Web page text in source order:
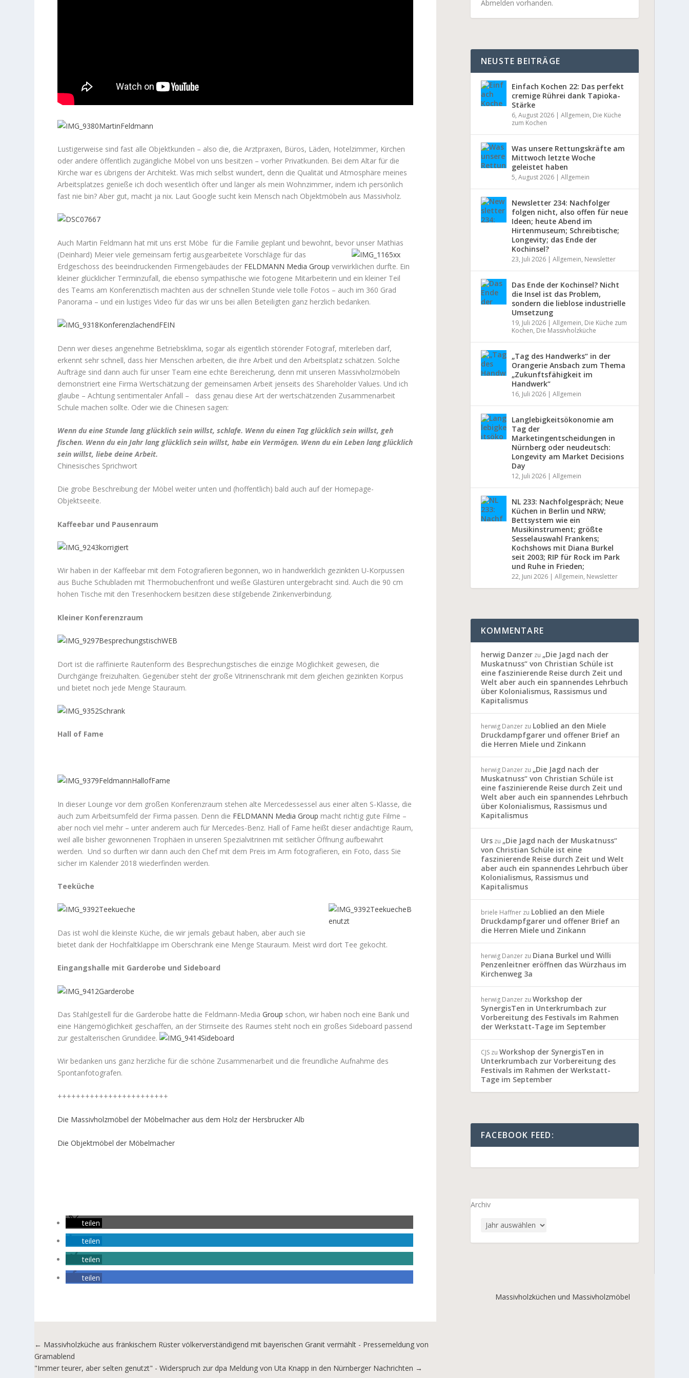
Lustigerweise sind fast alle Objektkunden – also die, die Arztpraxen, Büros, Läden, Hotelzimmer, Kirchen
oder andere öffentlich zugängliche Möbel von uns besitzen – vorher Privatkunden. Bei dem Altar für die
Kirche war es übrigens der Architekt. Was mich selbst wundert, denn die Qualität und Atmosphäre meines
Arbeitsplatzes genieße ich doch wesentlich öfter und länger als mein Wohnzimmer, indem ich persönlich
fast nie bin? Aber gut, macht ja nix. Laut Google sucht kein Mensch nach Objektmöbeln aus Massivholz.
Auch Martin Feldmann hat mit uns erst Möbe für die Familie geplant und bewohnt, bevor unser Mathias
(Deinhard) Meier viele gemeinsam fertig ausgearbeitete Vorschläge für das
Erdgeschoss des beeindruckenden Firmengebäudes der FELDMANN Media Groupverwirklichen durfte. Ein
kleiner glücklicher Terminzufall, die ebenso sympathische wie fotogene Mitarbeiterin und ein kleiner Teil
des Teams am Konferenztisch machten aus der schnellen Stunde viele tolle Fotos – auch im 360 Grad
Panorama – und ein lustiges Video für das wir uns bei allen Beteiligten ganz herzlich bedanken.
Denn wer dieses angenehme Betriebsklima, sogar als eigentlich störender Fotograf, miterleben darf,
erkennt sehr schnell, dass hier Menschen arbeiten, die ihre Arbeit und den Arbeitsplatz schätzen. Solche
Aufträge sind dann auch für unser Team eine echte Bereicherung, denn mit unseren Massivholzmöbeln
demonstriert eine Firma Wertschätzung der gemeinsamen Arbeit jenseits des Shareholder Values. Und ich
glaube – Achtung sentimentaler Anfall – dass genau diese Art der wertschätzenden Zusammenarbeit
Schule machen sollte. Oder wie die Chinesen sagen:
Wenn du eine Stunde lang glücklich sein willst, schlafe. Wenn du einen Tag glücklich sein willst, geh
fischen. Wenn du ein Jahr lang glücklich sein willst, habe ein Vermögen. Wenn du ein Leben lang glücklich
sein willst, liebe deine Arbeit.
Chinesisches Sprichwort
Die grobe Beschreibung der Möbel weiter unten und (hoffentlich) bald auch auf der Homepage-
Objektseeite.
Kaffeebar und Pausenraum
Wir haben in der Kaffeebar mit dem Fotografieren begonnen, wo in handwerklich gezinkten U-Korpussen
aus Buche Schubladen mit Thermobuchenfront und weiße Glastüren untergebracht sind. Auch die 90 cm
hohen Tische mit den Tresenhockern besitzen diese stilgebende Zinkenverbindung.
Kleiner Konferenzraum
Dort ist die raffinierte Rautenform des Besprechungstisches die einzige Möglichkeit gewesen, die
Durchgänge freizuhalten. Gegenüber steht der große Vitrinenschrank mit dem gleichen gezinkten Korpus
und bietet noch jede Menge Stauraum.
Hall of Fame
In dieser Lounge vor dem großen Konferenzraum stehen alte Mercedessessel aus einer alten S-Klasse, die
auch zum Arbeitsumfeld der Firma passen. Denn die FELDMANN Media Group macht richtig gute Filme –
aber noch viel mehr – unter anderem auch für Mercedes-Benz. Hall of Fame heißt dieser andächtige Raum,
weil alle bisher gewonnenen Trophäen in unseren Spezialvitrinen mit seitlicher Öffnung aufbewahrt
werden. Und so durften wir dann auch den Chef mit dem Preis im Arm fotografieren, ein Foto, dass Sie
sicher im Kalender 2018 wiederfinden werden.
Teeküche
Das ist wohl die kleinste Küche, die wir jemals gebaut haben, aber auch sie
bietet dank der Hochfaltklappe im Oberschrank eine Menge Stauraum. Meist wird dort Tee gekocht.
Eingangshalle mit Garderobe und Sideboard
Das Stahlgestell für die Garderobe hatte die Feldmann-Media Group schon, wir haben noch eine Bank und
eine Hängemöglichkeit geschaffen, an der Stirnseite des Raumes steht noch ein großes Sideboard passend
zur gestalterischen Grundidee.
Wir bedanken uns ganz herzliche für die schöne Zusammenarbeit und die freundliche Aufnahme des
Spontanfotografen.
++++++++++++++++++++++++
Die Massivholzmöbel der Möbelmacher aus dem Holz der Hersbrucker Alb
Die Objektmöbel der Möbelmacher
teilen
teilen
teilen
teilen
← Massivholzküche aus fränkischem Rüster völkerverständigend mit bayerischen Granit vermählt - Pressemeldung von
Gramablend
"Immer teurer, aber selten genutzt" - Widerspruch zur dpa Meldung von Uta Knapp in den Nürnberger Nachrichten →
Abmelden vorhanden.
NEUSTE BEITRÄGE
Einfach Kochen 22: Das perfekt
cremige Rührei dank Tapioka-
Stärke
6, August 2026| Allgemein, Die Küche
zum Kochen
Was unsere Rettungskräfte am
Mittwoch letzte Woche
geleistet haben
5, August 2026| Allgemein
Newsletter 234: Nachfolger
folgen nicht, also offen für neue
Ideen; heute Abend im
Hirtenmuseum; Schreibtische;
Longevity; das Ende der
Kochinsel?
23, Juli 2026| Allgemein, Newsletter
Das Ende der Kochinsel? Nicht
die Insel ist das Problem,
sondern die lieblose industrielle
Umsetzung
19, Juli 2026| Allgemein, Die Küche zum
Kochen, Die Massivholzküche
„Tag des Handwerks“ in der
Orangerie Ansbach zum Thema
„Zukunftsfähigkeit im
Handwerk“
16, Juli 2026| Allgemein
Langlebigkeitsökonomie am
Tag der
Marketingentscheidungen in
Nürnberg oder neudeutsch:
Longevity am Market Decisions
Day
12, Juli 2026| Allgemein
NL 233: Nachfolgespräch; Neue
Küchen in Berlin und NRW;
Bettsystem wie ein
Musikinstrument; größte
Sesselauswahl Frankens;
Kochshows mit Diana Burkel
seit 2003; RIP für Rock im Park
und Ruhe in Frieden;
22, Juni 2026| Allgemein, Newsletter
KOMMENTARE
herwig Danzerzu „Die Jagd nach der
Muskatnuss“ von Christian Schüle ist
eine faszinierende Reise durch Zeit und
Welt aber auch ein spannendes Lehrbuch
über Kolonialismus, Rassismus und
Kapitalismus
herwig Danzerzu Loblied an den Miele
Druckdampfgarer und offener Brief an
die Herren Miele und Zinkann
herwig Danzerzu „Die Jagd nach der
Muskatnuss“ von Christian Schüle ist
eine faszinierende Reise durch Zeit und
Welt aber auch ein spannendes Lehrbuch
über Kolonialismus, Rassismus und
Kapitalismus
Urszu „Die Jagd nach der Muskatnuss“
von Christian Schüle ist eine
faszinierende Reise durch Zeit und Welt
aber auch ein spannendes Lehrbuch über
Kolonialismus, Rassismus und
Kapitalismus
briele Haffnerzu Loblied an den Miele
Druckdampfgarer und offener Brief an
die Herren Miele und Zinkann
herwig Danzerzu Diana Burkel und Willi
Penzenleitner eröffnen das Würzhaus im
Kirchenweg 3a
herwig Danzerzu Workshop der
SynergisTen in Unterkrumbach zur
Vorbereitung des Festivals im Rahmen
der Werkstatt-Tage im September
CJSzu Workshop der SynergisTen in
Unterkrumbach zur Vorbereitung des
Festivals im Rahmen der Werkstatt-
Tage im September
FACEBOOK FEED:
Archiv
Massivholzküchen und Massivholzmöbel